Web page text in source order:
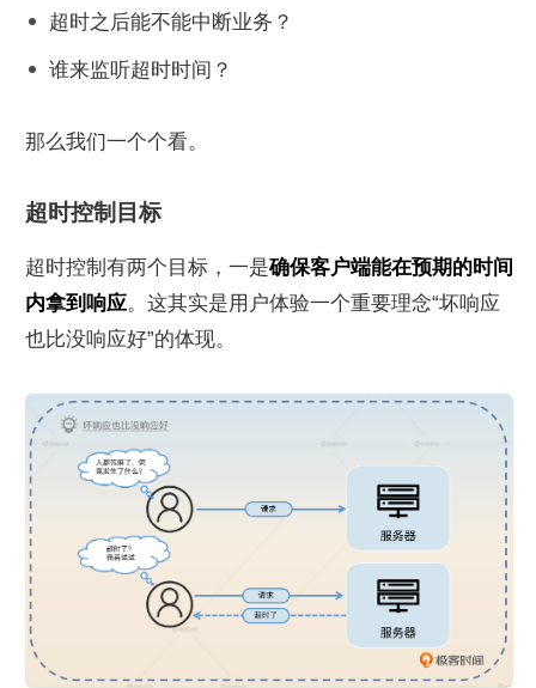
超时之后能不能中断业务？
谁来监听超时时间？
那么我们一个个看。
超时控制目标
超时控制有两个目标，一是确保客户端能在预期的时间
内拿到响应。这其实是用户体验一个重要理念“坏响应
也比没响应好”的体现。